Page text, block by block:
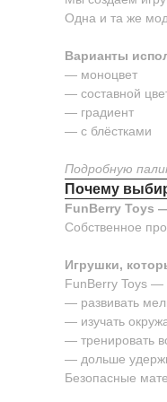
Одна и та же
Варианты
— моноцвет
— составной
— градиент
— с блёстками
Подробную
Почему
FunBerry Toys
Собственное
Игрушки,
FunBerry Toys —
— развивать
— изучать
— тренировать
— дольше
Безопасные